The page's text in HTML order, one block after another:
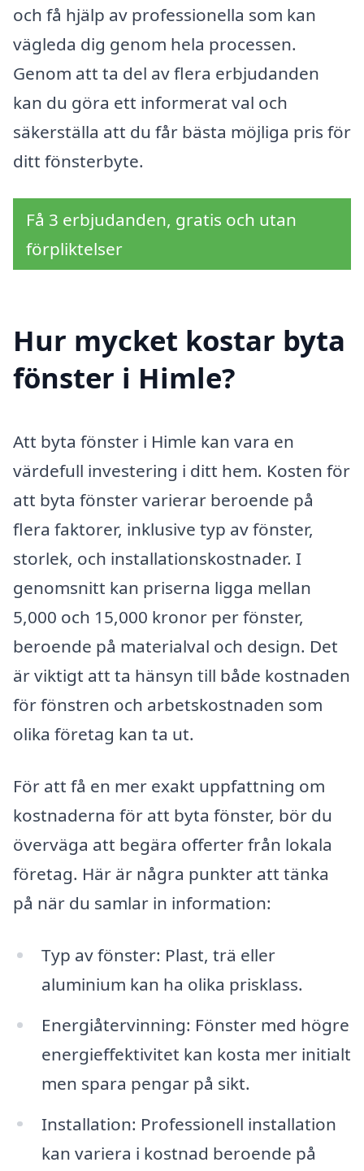
och få hjälp av professionella som kan
vägleda dig genom hela processen.
Genom att ta del av flera erbjudanden
kan du göra ett informerat val och
säkerställa att du får bästa möjliga pris för
ditt fönsterbyte.
Få 3 erbjudanden, gratis och utan
förpliktelser
Hur mycket kostar byta
fönster i Himle?
Att byta fönster i Himle kan vara en
värdefull investering i ditt hem. Kosten för
att byta fönster varierar beroende på
flera faktorer, inklusive typ av fönster,
storlek, och installationskostnader. I
genomsnitt kan priserna ligga mellan
5,000 och 15,000 kronor per fönster,
beroende på materialval och design. Det
är viktigt att ta hänsyn till både kostnaden
för fönstren och arbetskostnaden som
olika företag kan ta ut.
För att få en mer exakt uppfattning om
kostnaderna för att byta fönster, bör du
överväga att begära offerter från lokala
företag. Här är några punkter att tänka
på när du samlar in information:
Typ av fönster: Plast, trä eller
aluminium kan ha olika prisklass.
Energiåtervinning: Fönster med högre
energieffektivitet kan kosta mer initialt
men spara pengar på sikt.
Installation: Professionell installation
kan variera i kostnad beroende på